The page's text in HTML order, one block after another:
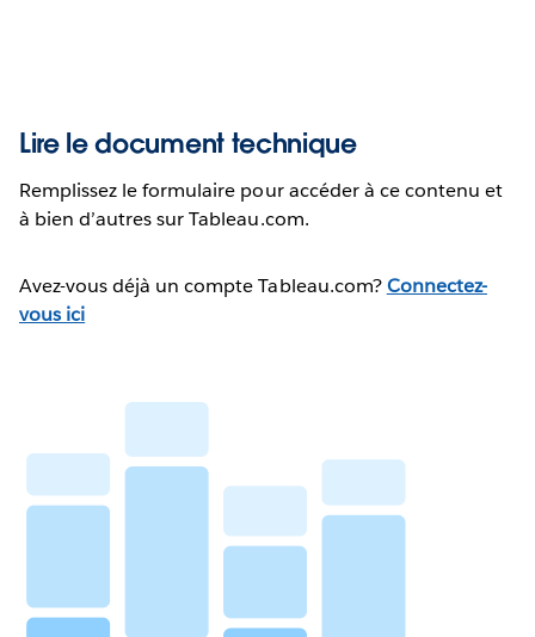
Lire le document technique
Remplissez le formulaire pour accéder à ce contenu et
à bien d’autres sur Tableau.com.
Avez-vous déjà un compte Tableau.com?Connectez-
vous ici